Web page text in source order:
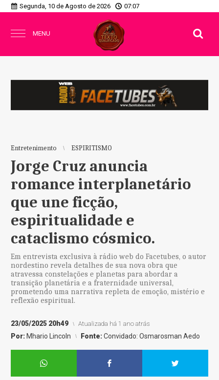
Segunda, 10 de Agosto de 2026 07:07
MENU
Entretenimento ESPIRITISMO
Jorge Cruz anuncia
romance interplanetário
que une ficção,
espiritualidade e
cataclismo cósmico.
Em entrevista exclusiva à rádio web do Facetubes, o autor
nordestino revela detalhes de sua nova obra que
atravessa constelações e planetas para abordar a
transição planetária e a fraternidade universal,
prometendo uma narrativa repleta de emoção, mistério e
reflexão espiritual.
23/05/2025 20h49 Atualizada há 1 ano atrás
Por: Mhario Lincoln Fonte:Convidado: Osmarosman Aedo